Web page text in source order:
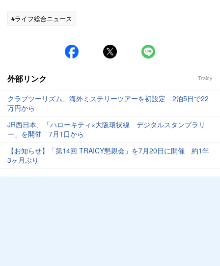
#ライフ総合ニュース
外部リンク Traicy
クラブツーリズム、海外ミステリーツアーを初設定 2泊5日で22
万円から
JR西日本、「ハローキティ×大阪環状線 デジタルスタンプラリ
ー」を開催 7月1日から
【お知らせ】「第14回 TRAICY懇親会」を7月20日に開催 約1年
3ヶ月ぶり